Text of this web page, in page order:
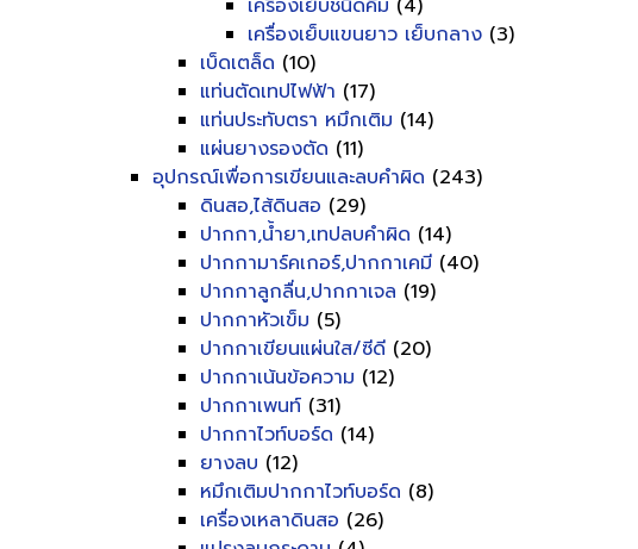
เครื่องเย็บชนิดคีม (4)
เครื่องเย็บแขนยาว เย็บกลาง (3)
เบ็ดเตล็ด (10)
แท่นตัดเทปไฟฟ้า (17)
แท่นประทับตรา หมึกเติม (14)
แผ่นยางรองตัด (11)
อุปกรณ์เพื่อการเขียนและลบคำผิด (243)
ดินสอ,ไส้ดินสอ (29)
ปากกา,น้ำยา,เทปลบคำผิด (14)
ปากกามาร์คเกอร์,ปากกาเคมี (40)
ปากกาลูกลื่น,ปากกาเจล (19)
ปากกาหัวเข็ม (5)
ปากกาเขียนแผ่นใส/ซีดี (20)
ปากกาเน้นข้อความ (12)
ปากกาเพนท์ (31)
ปากกาไวท์บอร์ด (14)
ยางลบ (12)
หมึกเติมปากกาไวท์บอร์ด (8)
เครื่องเหลาดินสอ (26)